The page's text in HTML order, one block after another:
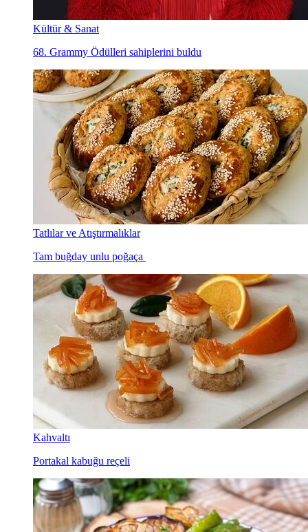
Kültür & Sanat
68. Grammy Ödülleri sahiplerini buldu
Tatlılar ve Atıştırmalıklar
Tam buğday unlu poğaça
Kahvaltı
Portakal kabuğu reçeli